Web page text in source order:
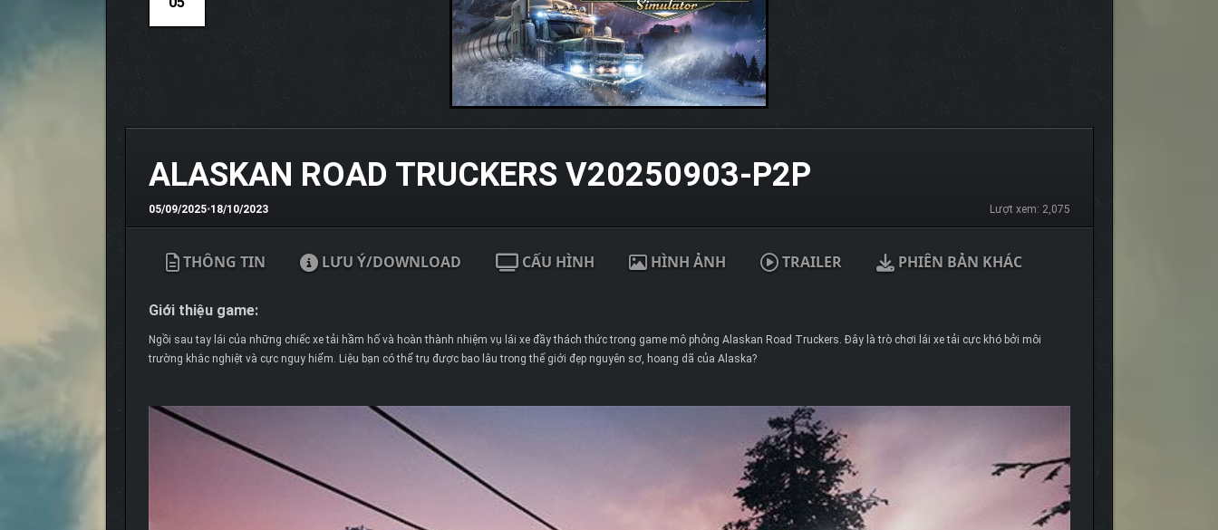
ALASKAN ROAD TRUCKERS V20250903-P2P
05/09/2025•18/10/2023 Lượt xem: 2,075
THÔNG TIN LƯU Ý/DOWNLOAD CẤU HÌNH HÌNH ẢNH TRAILER PHIÊN BẢN KHÁC
Giới thiệu game:
Ngồi sau tay lái của những chiếc xe tải hầm hố và hoàn thành nhiệm vụ lái xe đầy thách thức trong game mô phỏng Alaskan Road Truckers. Đây là trò chơi lái xe tải cực khó bởi môi
trường khắc nghiệt và cực nguy hiểm. Liệu bạn có thể trụ được bao lâu trong thế giới đẹp nguyên sơ, hoang dã của Alaska?